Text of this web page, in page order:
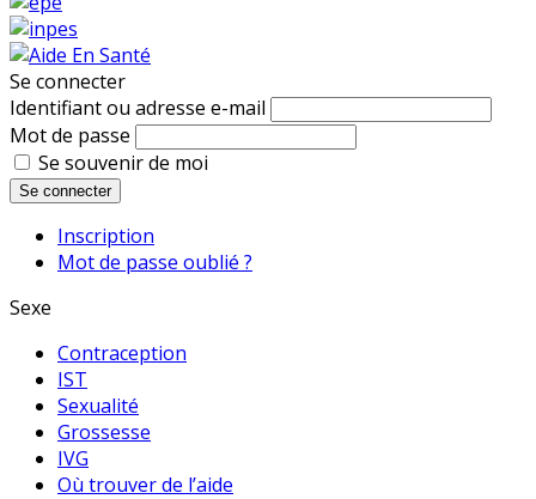
Se connecter
Identifiant ou adresse e-mail
Mot de passe
Se souvenir de moi
Se connecter
Inscription
Mot de passe oublié ?
Sexe
Contraception
IST
Sexualité
Grossesse
IVG
Où trouver de l’aide